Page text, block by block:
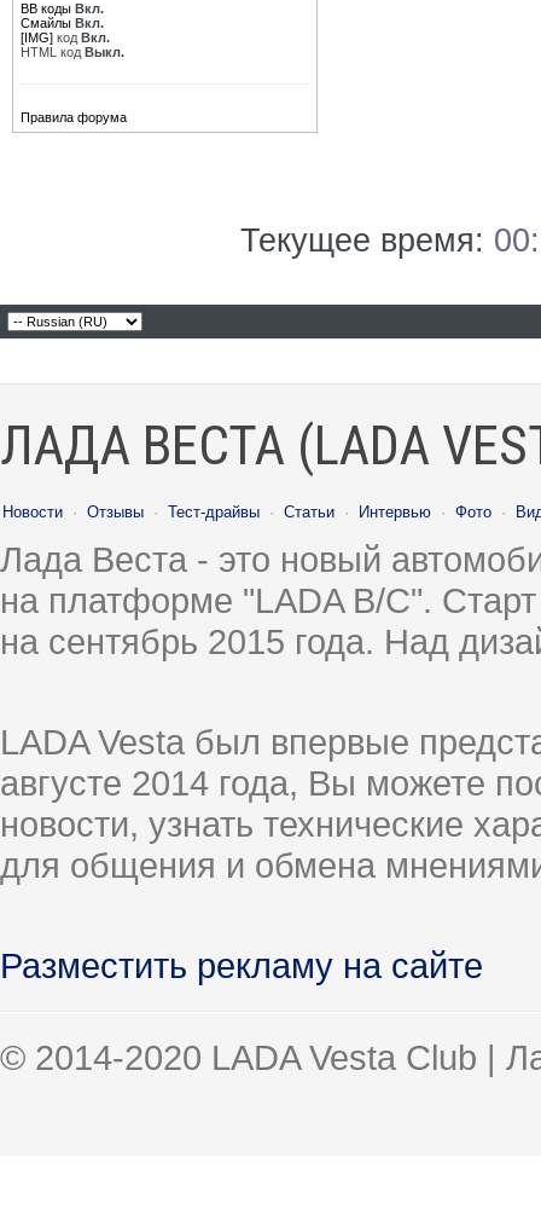
BB коды Вкл.
Смайлы Вкл.
[IMG] код Вкл.
HTML код Выкл.
Правила форума
Текущее время:
ЛАДА ВЕСТА (LADA
Новости · Отзывы · Тест-драйвы · Статьи · Интервью · Фото ·
Лада Веста - это новый
на платформе "LADA B/C".
на сентябрь 2015 года. Над
LADA Vesta был впервые
августе 2014 года, Вы можете
новости, узнать технические
для общения и обмена
Разместить рекламу на сайте
© 2014-2020 LADA Vesta Club |